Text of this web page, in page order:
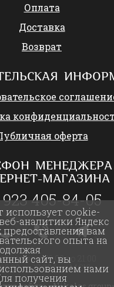
Оплата
Доставка
Возврат
оферта
МЕНЕДЖЕРА
МАГАЗИНА
405-84-05
с 09:00 до 21:00
до 17:00 (по МСК)
использует cookie-
аналитики Яндекс
вам
опыта на
сайт, вы
нами
получения